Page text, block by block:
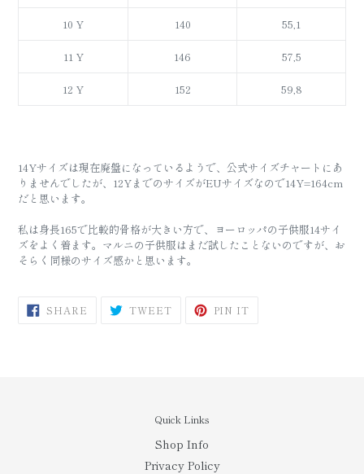
10 Y 140 55,1
11 Y 146 57,5
12 Y 152 59,8
14Yサイズは現在廃盤になっているようで、公式サイズチャートにあ
りませんでしたが、12YまでのサイズがEUサイズなので14Y=164cm
だと思います。
私は身長165で比較的骨格が大きい方で、ヨーロッパの子供服14サイ
ズをよく着ます。マルニの子供服はまだ試したことないのですが、お
そらく同様のサイズ感かと思います。
SHARE SHARE TWEETTWEET PIN IT
Quick Links
Shop Info
Privacy Policy